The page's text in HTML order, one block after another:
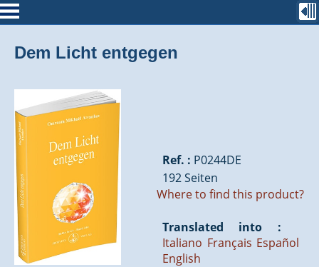
Dem Licht entgegen
Ref. : P0244DE
192 Seiten
Where to find this product?
Translated into :
Italiano Français Español
English